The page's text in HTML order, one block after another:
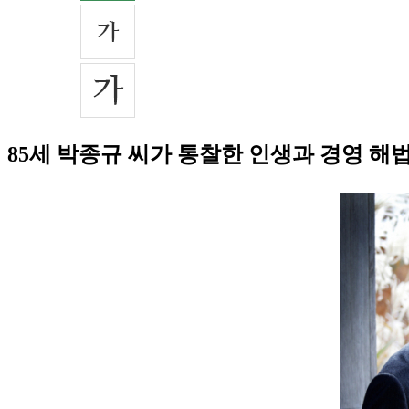
85세 박종규 씨가 통찰한 인생과 경영 해